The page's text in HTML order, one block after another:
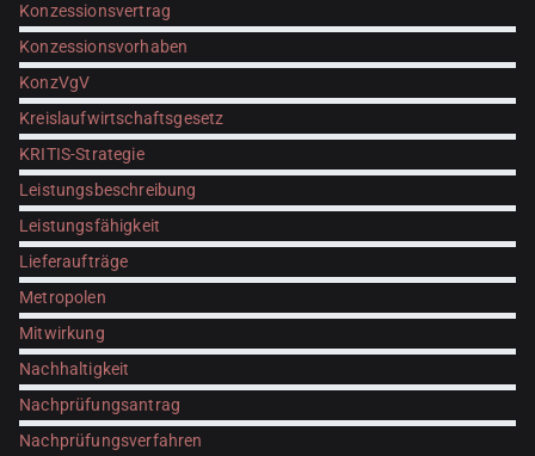
Konzessionsvertrag
Konzessionsvorhaben
KonzVgV
Kreislaufwirtschaftsgesetz
KRITIS-Strategie
Leistungsbeschreibung
Leistungsfähigkeit
Lieferaufträge
Metropolen
Mitwirkung
Nachhaltigkeit
Nachprüfungsantrag
Nachprüfungsverfahren